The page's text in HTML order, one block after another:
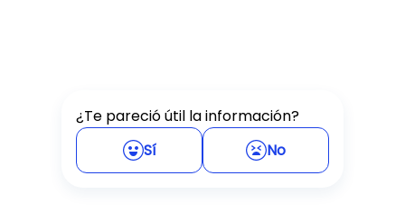
¿Te pareció útil la información?
Sí
No